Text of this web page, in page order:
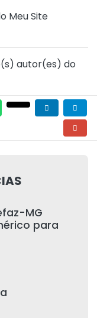
Meu Site
autor(es) do
MG
para